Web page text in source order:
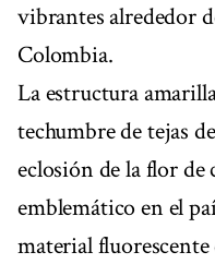
vibrantes alrededor
Colombia.
La estructura
techumbre de tejas
eclosión de la flor de
emblemático en el
material fluorescente